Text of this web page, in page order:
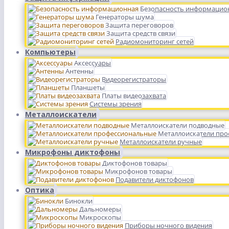
Безопасность
Генераторы шума
Защита переговоров
Защита средств связи
Радиомониторинг сетей
Компьютеры
Аксессуары
Антенны
Видеорегистраторы
Планшеты
Платы видеозахвата
Системы зрения
Металлоискатели
Металлоискатели подводные
Металлоискатели
Металлоискатели ручные
Микрофоны диктофоны
Диктофонов товары
Микрофонов товары
Подавители диктофонов
Оптика
Бинокли
Дальномеры
Микроскопы
Приборы ночного видения